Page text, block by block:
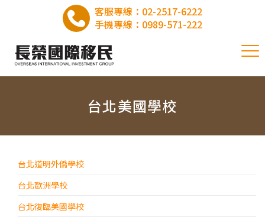
客服專線： 02-2517-6222
手機專線： 0989-571-222
台北美國學校
台北道明外僑學校
台北歐洲學校
台北復臨美國學校